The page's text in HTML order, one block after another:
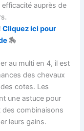
auprès de
Cliquez ici pour
🏇
au multi en 4, il est
des chevaux
cotes. Les
une astuce pour
des combinaisons
leurs gains.